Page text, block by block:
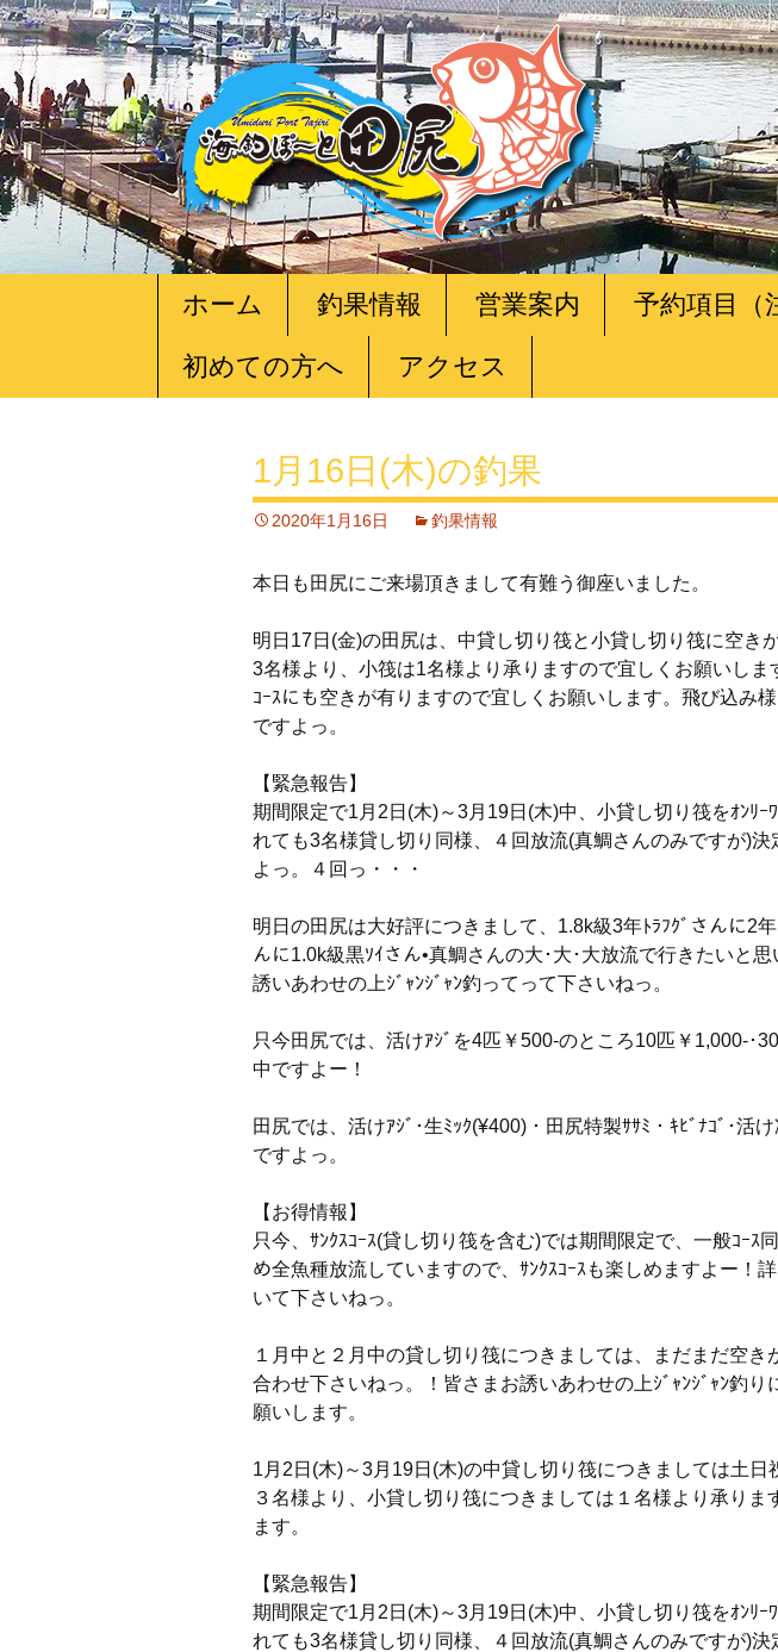
ツ
ホーム 釣果情報 営業案内 予約項目（
初めての方へ アクセス
1月16日(木)の釣果
2020年1月16日 釣果情報
本日も田尻にご来場頂きまして有難う御座いました。
明日17日(金)の田尻は、中貸し切り筏と小貸し切り筏に空き
3名様より、小筏は1名様より承りますので宜しくお願いしま
ｺｰｽにも空きが有りますので宜しくお願いします。飛び込み
ですよっ。
【緊急報告】
期間限定で1月2日(木)～3月19日(木)中、小貸し切り筏をｵﾝﾘｰ
れても3名様貸し切り同様、４回放流(真鯛さんのみですが)
よっ。４回っ・・・
明日の田尻は大好評につきまして、1.8k級3年ﾄﾗﾌｸﾞさんに2年
んに1.0k級黒ｿｲさん•真鯛さんの大･大･大放流で行きたいと
誘いあわせの上ｼﾞｬﾝｼﾞｬﾝ釣ってって下さいねっ。
只今田尻では、活けｱｼﾞを4匹￥500-のところ10匹￥1,000-･
中ですよー！
田尻では、活けｱｼﾞ･生ﾐｯｸ(¥400)・田尻特製ｻｻﾐ・ｷﾋﾞﾅｺﾞ･活
ですよっ。
【お得情報】
只今、ｻﾝｸｽｺｰｽ(貸し切り筏を含む)では期間限定で、一般ｺｰｽ
め全魚種放流していますので、ｻﾝｸｽｺｰｽも楽しめますよー！
いて下さいねっ。
１月中と２月中の貸し切り筏につきましては、まだまだ空き
合わせ下さいねっ。！皆さまお誘いあわせの上ｼﾞｬﾝｼﾞｬﾝ釣り
願いします。
1月2日(木)～3月19日(木)の中貸し切り筏につきましては土日
３名様より、小貸し切り筏につきましては１名様より承りま
ます。
【緊急報告】
期間限定で1月2日(木)～3月19日(木)中、小貸し切り筏をｵﾝﾘｰ
れても3名様貸し切り同様、４回放流(真鯛さんのみですが)